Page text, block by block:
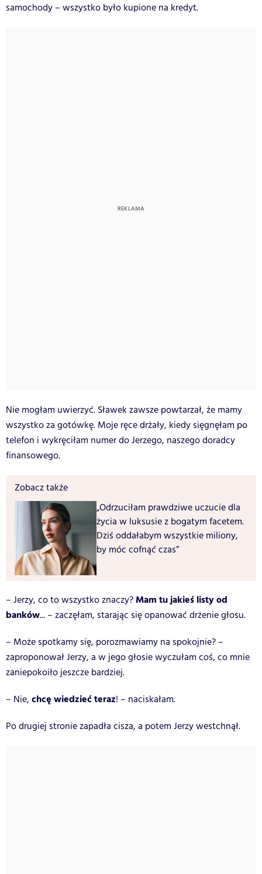
samochody – wszystko było kupione na kredyt.
Nie mogłam uwierzyć. Sławek zawsze powtarzał, że mamy
wszystko za gotówkę. Moje ręce drżały, kiedy sięgnęłam po
telefon i wykręciłam numer do Jerzego, naszego doradcy
finansowego.
Zobacz także
„Odrzuciłam prawdziwe uczucie dla
życia w luksusie z bogatym facetem.
Dziś oddałabym wszystkie miliony,
by móc cofnąć czas”
– Jerzy, co to wszystko znaczy?Mam tu jakieś listy od
banków... – zaczęłam, starając się opanować drżenie głosu.
– Może spotkamy się, porozmawiamy na spokojnie? –
zaproponował Jerzy, a w jego głosie wyczułam coś, co mnie
zaniepokoiło jeszcze bardziej.
– Nie, chcę wiedzieć teraz! – naciskałam.
Po drugiej stronie zapadła cisza, a potem Jerzy westchnął.